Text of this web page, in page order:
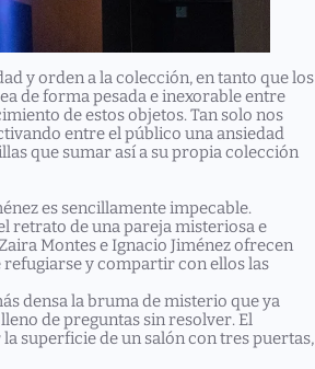
y orden a la colección, en tanto que los
de forma pesada e inexorable entre
de estos objetos. Tan solo nos
entre el público una ansiedad
que sumar así a su propia colección
es sencillamente impecable.
retrato de una pareja misteriosa e
Montes e Ignacio Jiménez ofrecen
refugiarse y compartir con ellos las
densa la bruma de misterio que ya
de preguntas sin resolver. El
superficie de un salón con tres puertas,